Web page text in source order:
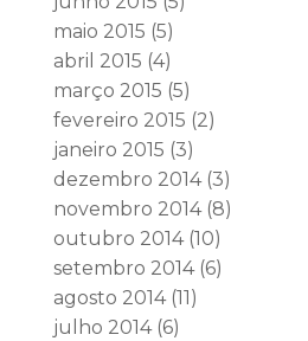
maio 2015 (5)
abril 2015 (4)
março 2015 (5)
fevereiro 2015 (2)
janeiro 2015 (3)
dezembro 2014(3)
novembro 2014(8)
outubro 2014(10)
setembro 2014(6)
agosto 2014(11)
julho 2014(6)